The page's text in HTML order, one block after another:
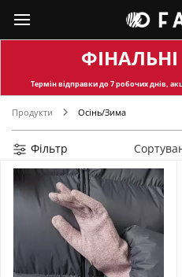
Термін відправкидо 7 робочих днів,
Продукти Осінь/Зима
Фільтр